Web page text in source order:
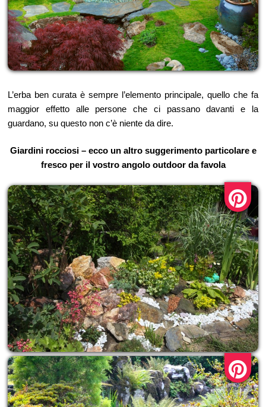
L’erba ben curata è sempre l’elemento principale, quello che fa
maggior effetto alle persone che ci passano davanti e la
guardano, su questo non c’è niente da dire.
Giardini rocciosi – ecco un altro suggerimento particolare e
fresco per il vostro angolo outdoor da favola